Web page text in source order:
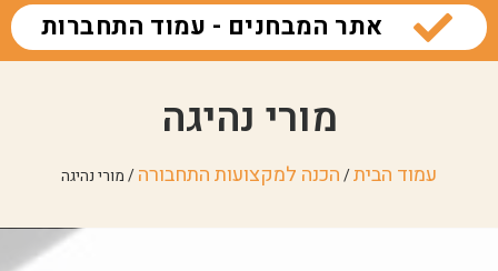
אתר המבחנים - עמוד התחברות
מורי נהיגה
עמוד הבית/הכנה למקצועות התחבורה/ מורי נהיגה